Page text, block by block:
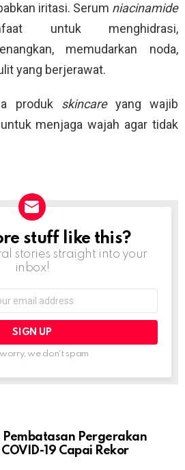
iritasi. Serum niacinamide
untuk menghidrasi,
memudarkan noda,
yang berjerawat.
produk skincare yang wajib
menjaga wajah agar tidak
stuff like this?
stories straight into your
inbox!
we don't spam
Pembatasan Pergerakan
19 Capai Rekor